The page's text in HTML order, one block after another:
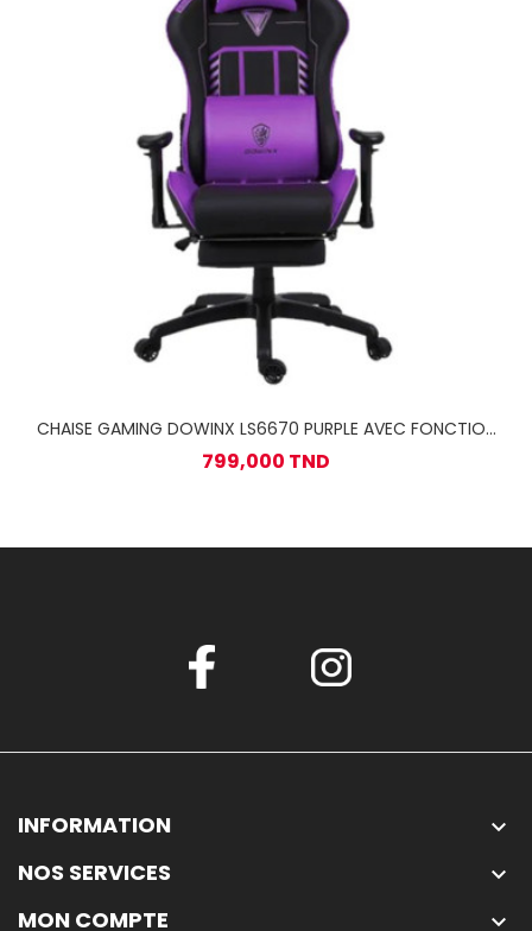
CHAISE GAMING DOWINX LS6670 PURPLE AVEC FONCTION
MASSAGE ET REPOSE PIED
799,000 TND
INFORMATION 
NOS SERVICES 
MON COMPTE 